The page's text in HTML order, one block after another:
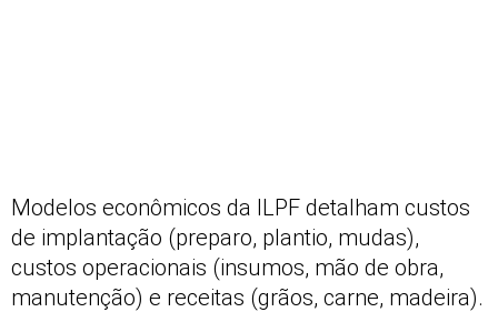
Modelos econômicos da ILPF detalham custos
de implantação (preparo, plantio, mudas),
custos operacionais (insumos, mão de obra,
manutenção) e receitas (grãos, carne, madeira).